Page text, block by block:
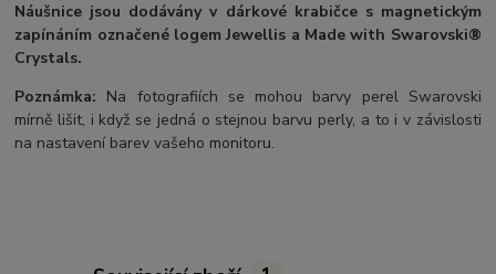
Náušnice jsou dodávány v dárkové krabičce s magnetickým
zapínáním označené logem Jewellis a Made with Swarovski®
Crystals.
Poznámka: Na fotografiích se mohou barvy perel Swarovski
mírně lišit, i když se jedná o stejnou barvu perly, a to i v závislosti
na nastavení barev vašeho monitoru.